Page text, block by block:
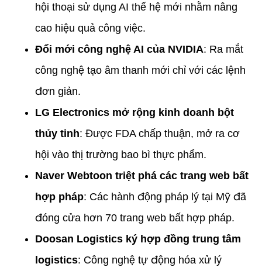
hội thoại sử dụng AI thế hệ mới nhằm nâng
cao hiệu quả công việc.
Đổi mới công nghệ AI của NVIDIA: Ra mắt
công nghệ tạo âm thanh mới chỉ với các lệnh
đơn giản.
LG Electronics mở rộng kinh doanh bột
thủy tinh: Được FDA chấp thuận, mở ra cơ
hội vào thị trường bao bì thực phẩm.
Naver Webtoon triệt phá các trang web bất
hợp pháp: Các hành động pháp lý tại Mỹ đã
đóng cửa hơn 70 trang web bất hợp pháp.
Doosan Logistics ký hợp đồng trung tâm
logistics: Công nghệ tự động hóa xử lý